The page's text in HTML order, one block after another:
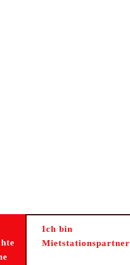
Ich bin
Mietstationspartner